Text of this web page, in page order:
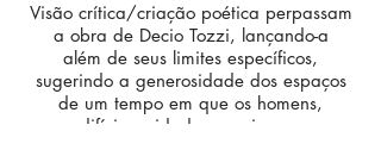
Visão crítica/criação poética perpassam
a obra de Decio Tozzi, lançando-a
além de seus limites específicos,
sugerindo a generosidade dos espaços
de um tempo em que os homens,
edifícios, cidades e paisagens